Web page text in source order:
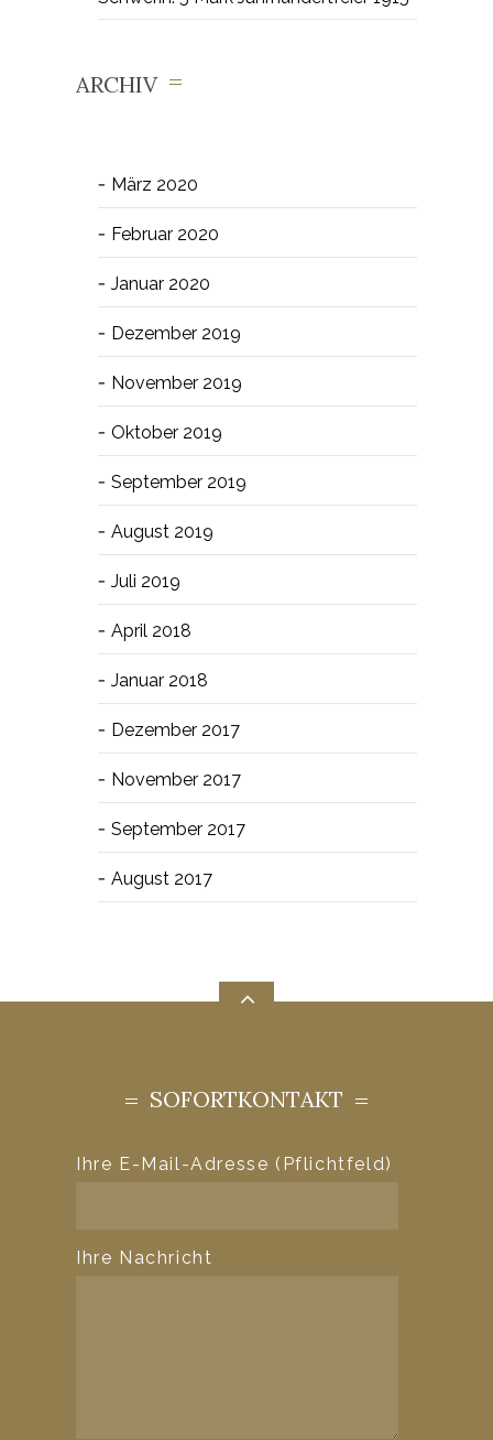
ARCHIV
März 2020
Februar 2020
Januar 2020
Dezember 2019
November 2019
Oktober 2019
September 2019
August 2019
Juli 2019
April 2018
Januar 2018
Dezember 2017
November 2017
September 2017
August 2017
SOFORTKONTAKT
Ihre E-Mail-Adresse (Pflichtfeld)
Ihre Nachricht